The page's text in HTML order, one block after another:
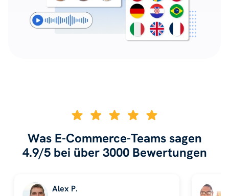
Was E-Commerce-Teams sagen
4.9/5 bei über 3000 Bewertungen
Alex P.